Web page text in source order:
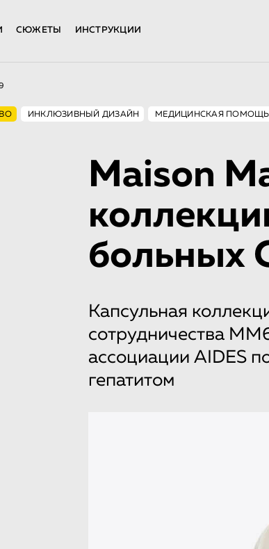
СЮЖЕТЫ ИНСТРУКЦИИ
ИНКЛЮЗИВНЫЙ ДИЗАЙН МЕДИЦИНСКАЯ
Maison
больных
Капсульная
сотрудничества
ассоциации AIDES
гепатитом